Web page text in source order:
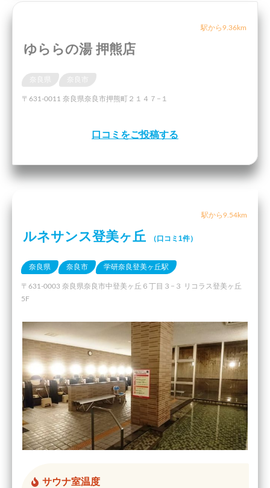
駅から9.36km
ゆららの湯 押熊店
奈良県 奈良市
〒631-0011 奈良県奈良市押熊町２１４７−１
口コミをご投稿する
駅から9.54km
ルネサンス登美ヶ丘 （口コミ1件）
奈良県 奈良市 学研奈良登美ヶ丘駅
〒631-0003 奈良県奈良市中登美ヶ丘６丁目３−３ リコラス登美ヶ丘
5F
サウナ室温度